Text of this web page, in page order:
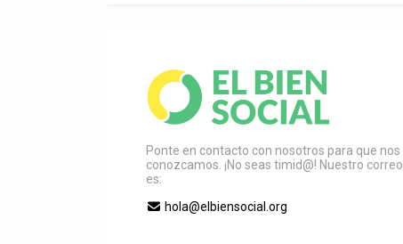
Ponte en contacto con nosotros para que nos
conozcamos. ¡No seas timid@! Nuestro correo
es:
hola@elbiensocial.org